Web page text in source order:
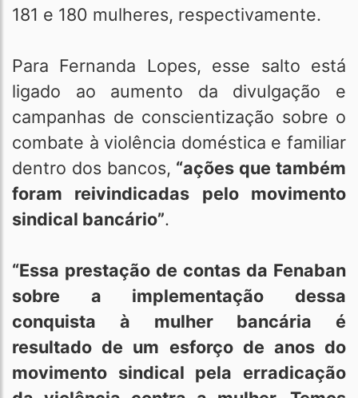
181 e 180 mulheres, respectivamente.
Para Fernanda Lopes, esse salto está
ligado ao aumento da divulgação e
campanhas de conscientização sobre o
combate à violência doméstica e familiar
dentro dos bancos, “ações que também
foram reivindicadas pelo movimento
sindical bancário”.
“Essa prestação de contas da Fenaban
sobre a implementação dessa
conquista à mulher bancária é
resultado de um esforço de anos do
movimento sindical pela erradicação